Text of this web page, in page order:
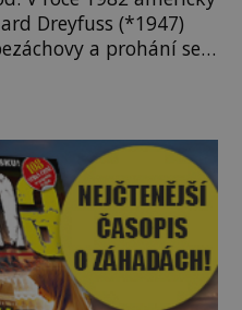
Dreyfuss (*1947)
a prohání se
jako utržený ze
když to Dreyfuss
kokain. Tímto